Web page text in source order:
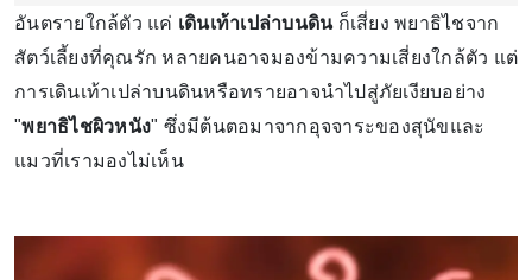
อันตรายใกล้ตัว แค่ เดินเท้าเปล่าบนดิน ก็เสี่ยง พยาธิไชจาก
สัตว์เลี้ยงที่คุณรัก หลายคนอาจมองข้ามความเสี่ยงใกล้ตัว แต่
การเดินเท้าเปล่าบนดินหรือทรายอาจนำไปสู่ภัยเงียบอย่าง
"พยาธิไชผิวหนัง" ซึ่งมีต้นตอมาจากอุจจาระของสุนัขและ
แมวที่เรามองไม่เห็น